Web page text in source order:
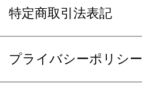
特定商取引法表記
プライバシーポリシー